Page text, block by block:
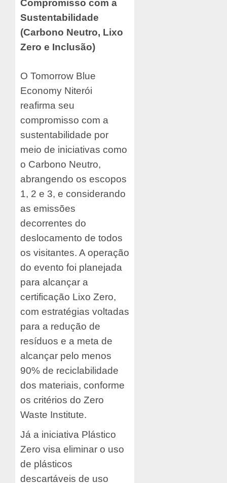
Compromisso com a
Sustentabilidade
(Carbono Neutro, Lixo
Zero e Inclusão)
O Tomorrow Blue
Economy Niterói
reafirma seu
compromisso com a
sustentabilidade por
meio de iniciativas como
o Carbono Neutro,
abrangendo os escopos
1, 2 e 3, e considerando
as emissões
decorrentes do
deslocamento de todos
os visitantes. A operação
do evento foi planejada
para alcançar a
certificação Lixo Zero,
com estratégias voltadas
para a redução de
resíduos e a meta de
alcançar pelo menos
90% de reciclabilidade
dos materiais, conforme
os critérios do Zero
Waste Institute.
Já a iniciativa Plástico
Zero visa eliminar o uso
de plásticos
descartáveis de uso